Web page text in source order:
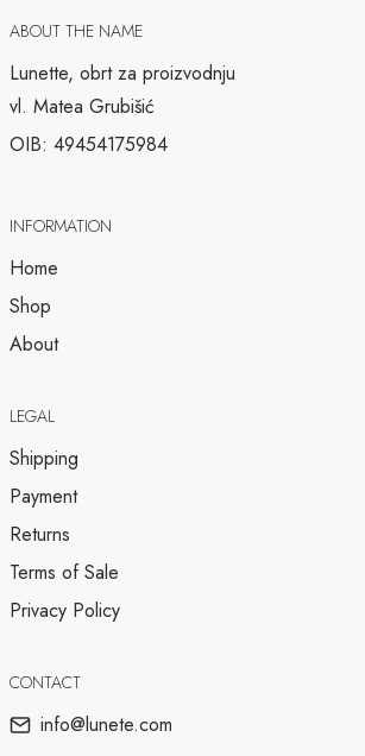
ABOUT THE NAME
Lunette, obrt za proizvodnju
vl. Matea Grubišić
OIB: 49454175984
INFORMATION
Home
Shop
About
LEGAL
Shipping
Payment
Returns
Terms of Sale
Privacy Policy
CONTACT
info@lunete.com